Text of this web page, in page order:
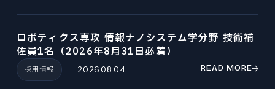
採用情報 2026.08.04
ロボティクス専攻 情報ナノシステム学分野 技術補
佐員1名（2026年8月31日必着）
READ MORE